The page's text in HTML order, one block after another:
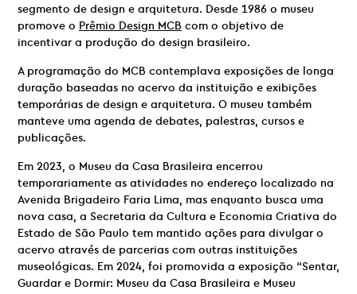
segmento de design e arquitetura. Desde 1986 o museu
promove o Prêmio Design MCB com o objetivo de
incentivar a produção do design brasileiro.
A programação do MCB contemplava exposições de longa
duração baseadas no acervo da instituição e exibições
temporárias de design e arquitetura. O museu também
manteve uma agenda de debates, palestras, cursos e
publicações.
Em 2023, o Museu da Casa Brasileira encerrou
temporariamente as atividades no endereço localizado na
Avenida Brigadeiro Faria Lima, mas enquanto busca uma
nova casa, a Secretaria da Cultura e Economia Criativa do
Estado de São Paulo tem mantido ações para divulgar o
acervo através de parcerias com outras instituições
museológicas. Em 2024, foi promovida a exposição “Sentar,
Guardar e Dormir: Museu da Casa Brasileira e Museu